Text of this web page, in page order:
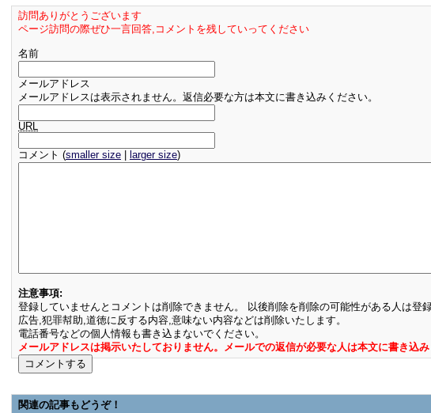
訪問ありがとうございます
ページ訪問の際ぜひ一言回答,コメントを残していってください
名前
メールアドレス
メールアドレスは表示されません。返信必要な方は本文に書き込みください。
URL
コメント (smaller size larger size)
注意事項:
登録していませんとコメントは削除できません。 以後削除を削除の可能性がある人は登
広告,犯罪幇助,道徳に反する内容,意味ない内容などは削除いたします。
電話番号などの個人情報も書き込まないでください。
メールアドレスは掲示いたしておりません。メールでの返信が必要な人は本文に書き込み
関連の記事もどうぞ！